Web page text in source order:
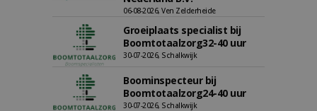
06-08-2026, Ven Zelderheide
Groeiplaats specialist bij
Boomtotaalzorg32-40 uur
30-07-2026, Schalkwijk
Boominspecteur bij
Boomtotaalzorg24-40 uur
30-07-2026, Schalkwijk